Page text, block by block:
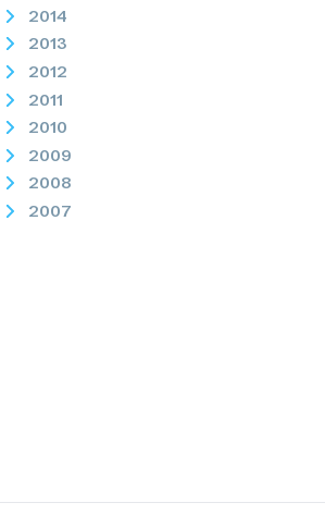
2014
2013
2012
2011
2010
2009
2008
2007